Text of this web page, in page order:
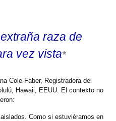
raza de
vez vista*
Cole-Faber, Registradora del
Hawaii, EEUU. El contexto no
Como si estuviéramos en